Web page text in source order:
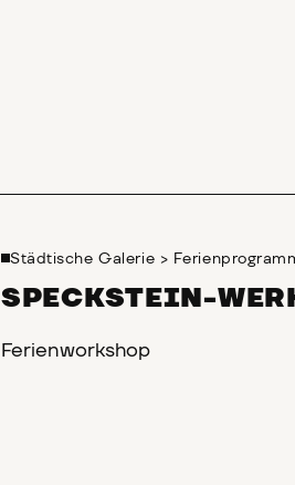
Städtische Galerie >
SPECKSTEIN-
Ferienworkshop